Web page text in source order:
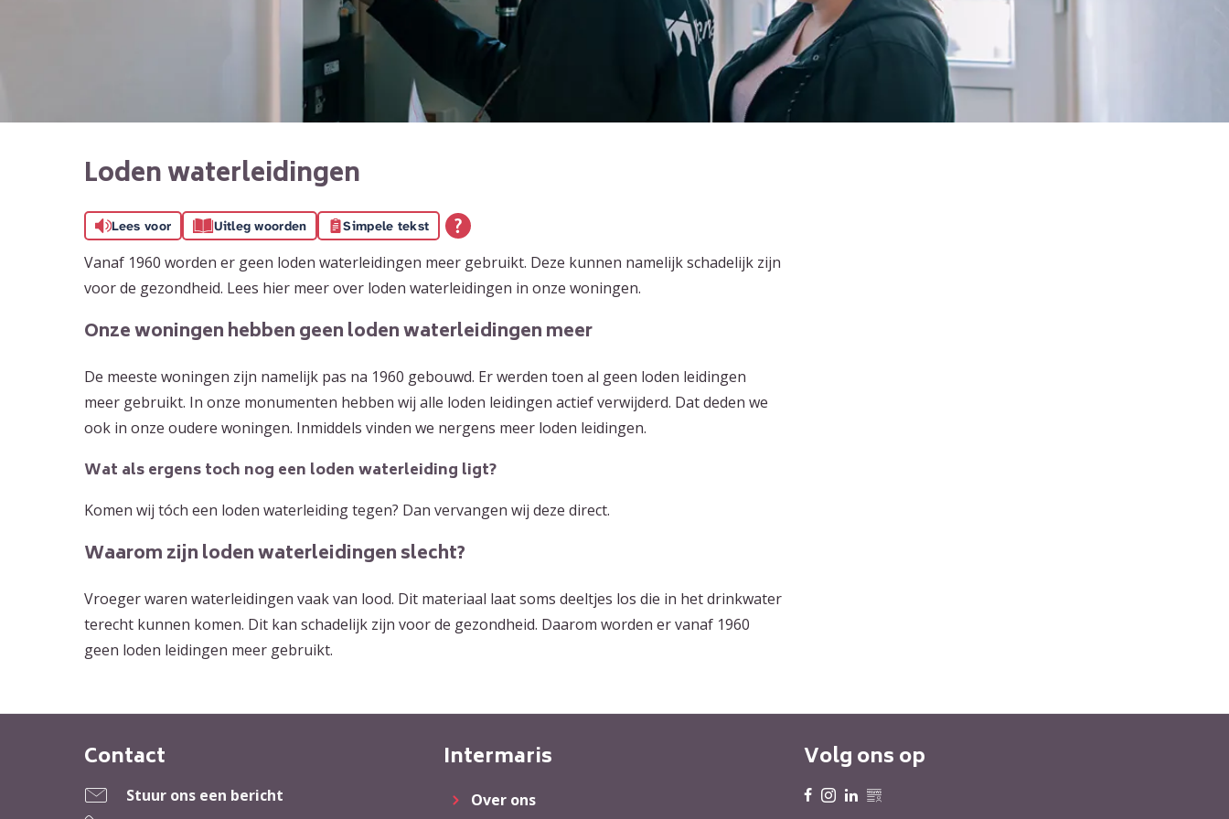
Loden waterleidingen
Lees voor Uitleg woorden Simpele tekst
Vanaf 1960 worden er geen loden waterleidingen meer gebruikt. Deze kunnen namelijk schadelijk zijn
voor de gezondheid. Lees hier meer over loden waterleidingen in onze woningen.
Onze woningen hebben geen loden waterleidingen meer
De meeste woningen zijn namelijk pas na 1960 gebouwd. Er werden toen al geen loden leidingen
meer gebruikt. In onze monumenten hebben wij alle loden leidingen actief verwijderd. Dat deden we
ook in onze oudere woningen. Inmiddels vinden we nergens meer loden leidingen.
Wat als ergens toch nog een loden waterleiding ligt?
Komen wij tóch een loden waterleiding tegen? Dan vervangen wij deze direct.
Waarom zijn loden waterleidingen slecht?
Vroeger waren waterleidingen vaak van lood. Dit materiaal laat soms deeltjes los die in het drinkwater
terecht kunnen komen. Dit kan schadelijk zijn voor de gezondheid. Daarom worden er vanaf 1960
geen loden leidingen meer gebruikt.
Contactinformatie
Contact
Stuur ons een bericht
Intermaris
Over ons
Volg ons op